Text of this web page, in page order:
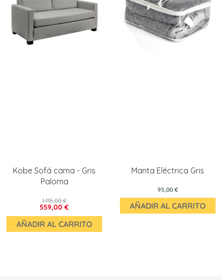
Kobe Sofá cama - Gris
Paloma
559,00 €
1.115,00 €
AÑADIR AL CARRITO
Manta Eléctrica Gris
95,00 €
AÑADIR AL CARRITO